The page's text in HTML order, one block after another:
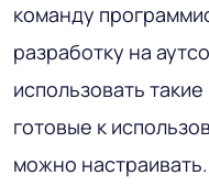
команду
разработку на
использовать
готовые к
можно